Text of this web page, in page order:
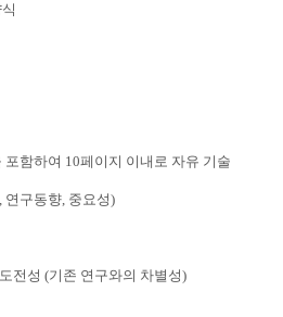
함하여 10페이지 이내로 자유 기술
구동향, 중요성)
전성 (기존 연구와의 차별성)